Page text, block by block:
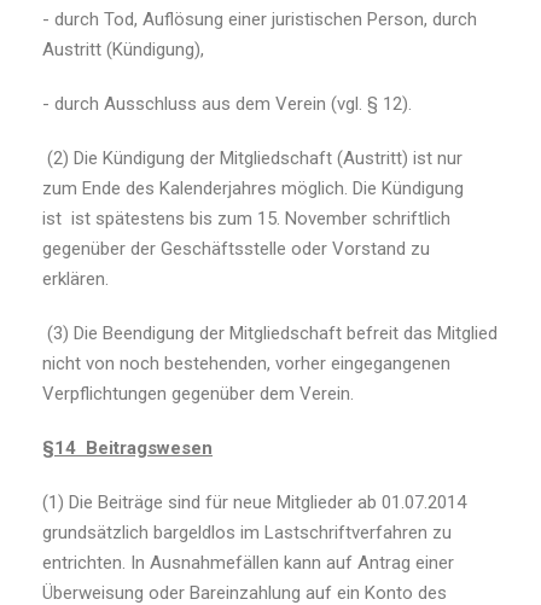
- durch Tod, Auflösung einer juristischen Person, durch
Austritt (Kündigung),
- durch Ausschluss aus dem Verein (vgl. § 12).
(2) Die Kündigung der Mitgliedschaft (Austritt) ist nur
zum Ende des Kalenderjahres möglich. Die Kündigung
ist ist spätestens bis zum 15. November schriftlich
gegenüber der Geschäftsstelle oder Vorstand zu
erklären.
(3) Die Beendigung der Mitgliedschaft befreit das Mitglied
nicht von noch bestehenden, vorher eingegangenen
Verpflichtungen gegenüber dem Verein.
§14 Beitragswesen
(1) Die Beiträge sind für neue Mitglieder ab 01.07.2014
grundsätzlich bargeldlos im Lastschriftverfahren zu
entrichten. In Ausnahmefällen kann auf Antrag einer
Überweisung oder Bareinzahlung auf ein Konto des